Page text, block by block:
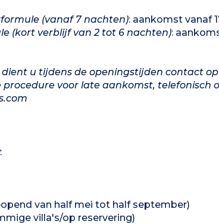
(vanaf 7 nachten): aankomst vanaf
(kort verblijf van 2 tot 6 nachten):
dient u tijdens de openingstijden contact
voor late aankomst, telefonisch
:
van half mei tot half september)
villa's/op reservering)